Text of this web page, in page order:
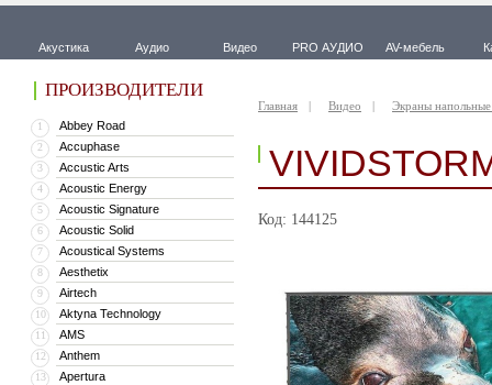
Акустика Аудио Видео PRO АУДИО AV-мебель
ПРОИЗВОДИТЕЛИ
1 Abbey Road
2 Accuphase
3 Accustic Arts
4 Acoustic Energy
5 Acoustic Signature
6 Acoustic Solid
7 Acoustical Systems
8 Aesthetix
9 Airtech
10 Aktyna Technology
11 AMS
12 Anthem
13 Apertura
Главная Видео Экраны
Код: 144125